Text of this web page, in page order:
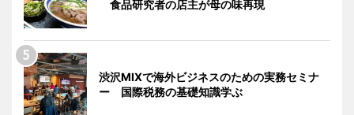
食品研究者の店主が母の味再現
渋沢MIXで海外ビジネスのための実務セミナ
ー 国際税務の基礎知識学ぶ